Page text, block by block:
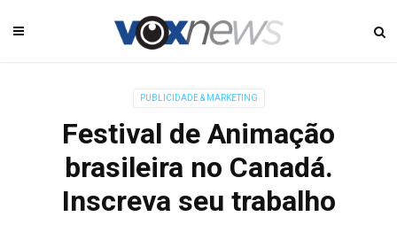
PUBLICIDADE & MARKETING
Festival de Animação
brasileira no Canadá.
Inscreva seu trabalho